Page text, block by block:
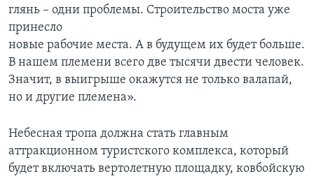
глянь – одни проблемы. Строительство моста уже
принесло
новые рабочие места. А в будущем их будет больше.
В нашем племени всего две тысячи двести человек.
Значит, в выигрыше окажутся не только валапай,
но и другие племена».
Небесная тропа должна стать главным
аттракционном туристского комплекса, который
будет включать вертолетную площадку, ковбойскую